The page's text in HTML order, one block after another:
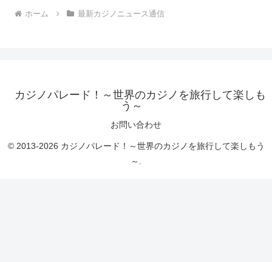
ホーム 最新カジノニュース通信
カジノパレード！～世界のカジノを旅行して楽しも
う～
お問い合わせ
© 2013-2026 カジノパレード！～世界のカジノを旅行して楽しもう
～.